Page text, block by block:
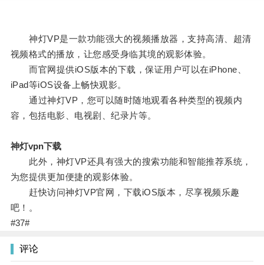
神灯VP是一款功能强大的视频播放器，支持高清、超清
视频格式的播放，让您感受身临其境的观影体验。
而官网提供iOS版本的下载，保证用户可以在iPhone、
iPad等iOS设备上畅快观影。
通过神灯VP，您可以随时随地观看各种类型的视频内
容，包括电影、电视剧、纪录片等。
神灯vpn下载
此外，神灯VP还具有强大的搜索功能和智能推荐系统，
为您提供更加便捷的观影体验。
赶快访问神灯VP官网，下载iOS版本，尽享视频乐趣
吧！。
#37#
评论